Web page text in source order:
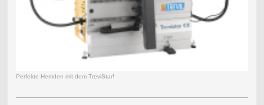
Perfekte Hemden mit dem TreviStar!